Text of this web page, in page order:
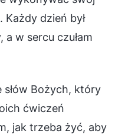
dzień był
w sercu czułam
słów Bożych, który
ćwiczeń
jak trzeba żyć, aby